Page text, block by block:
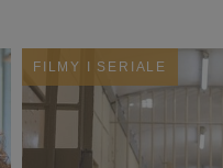
FILMY I SERIALE